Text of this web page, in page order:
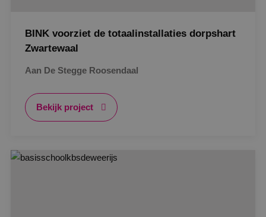
BINK voorziet de totaalinstallaties dorpshart
Zwartewaal
Aan De Stegge Roosendaal
Bekijk project